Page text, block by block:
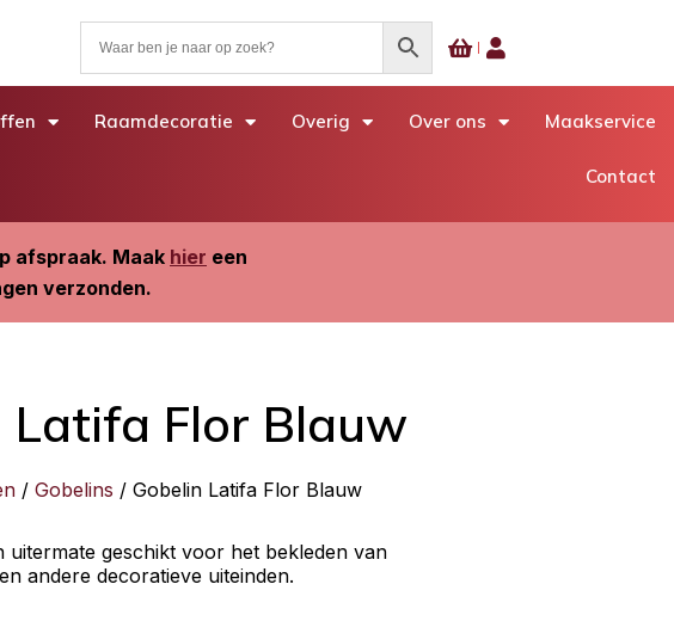
Raamdecoratie Overig Over ons Maakservice
Contact
afspraak. Maak hier een
verzonden.
Latifa Flor Blauw
/ Gobelins / Gobelin Latifa Flor Blauw
uitermate geschikt voor het bekleden van
andere decoratieve uiteinden.